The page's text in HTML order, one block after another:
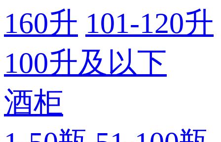
160升 101-120升
100升及以下
酒柜